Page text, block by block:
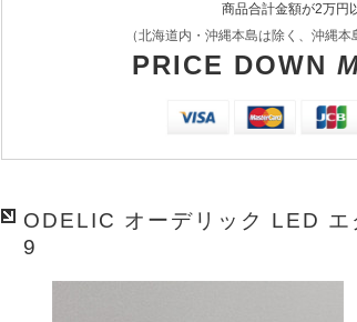
商品合計金額が2万円
（北海道内・沖縄本島は除く、沖縄
PRICE DOWN
ODELIC オーデリック LED
9